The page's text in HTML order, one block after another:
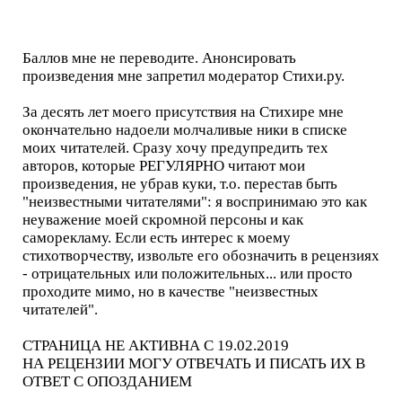
Баллов мне не переводите. Анонсировать
произведения мне запретил модератор Стихи.ру.
За десять лет моего присутствия на Стихире мне
окончательно надоели молчаливые ники в списке
моих читателей. Сразу хочу предупредить тех
авторов, которые РЕГУЛЯРНО читают мои
произведения, не убрав куки, т.о. перестав быть
"неизвестными читателями": я воспринимаю это как
неуважение моей скромной персоны и как
саморекламу. Если есть интерес к моему
стихотворчеству, извольте его обозначить в рецензиях
- отрицательных или положительных... или просто
проходите мимо, но в качестве "неизвестных
читателей".
СТРАНИЦА НЕ АКТИВНА С 19.02.2019
НА РЕЦЕНЗИИ МОГУ ОТВЕЧАТЬ И ПИСАТЬ ИХ В
ОТВЕТ С ОПОЗДАНИЕМ